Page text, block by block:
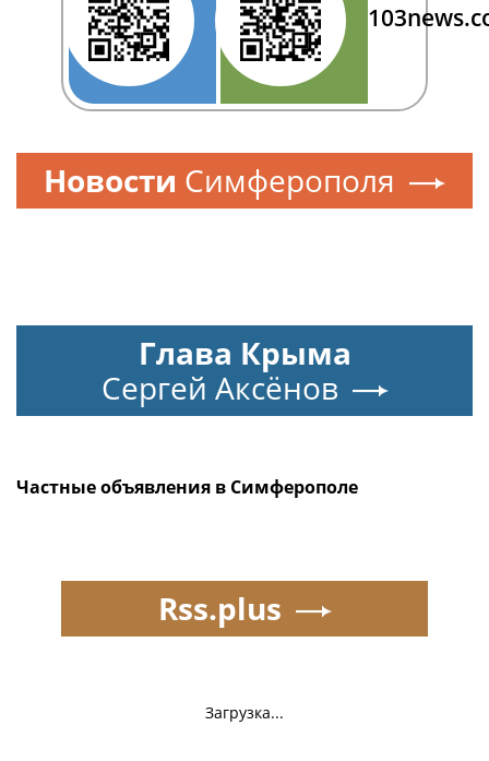
Новости Симферополя
Глава Крыма
Сергей Аксёнов
Частные объявления в Симферополе
Загрузка...
Rss.plus